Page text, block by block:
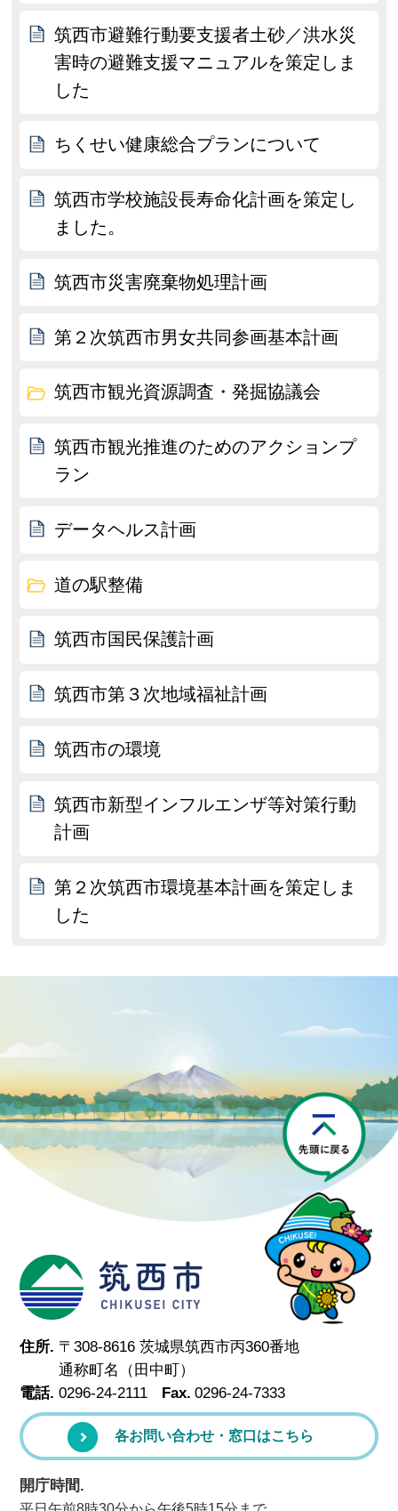
筑西市避難行動要支援者土砂／洪水災
害時の避難支援マニュアルを策定しま
した
ちくせい健康総合プランについて
筑西市学校施設長寿命化計画を策定し
ました。
筑西市災害廃棄物処理計画
第２次筑西市男女共同参画基本計画
筑西市観光資源調査・発掘協議会
筑西市観光推進のためのアクションプ
ラン
データヘルス計画
道の駅整備
筑西市国民保護計画
筑西市第３次地域福祉計画
筑西市の環境
筑西市新型インフルエンザ等対策行動
計画
第２次筑西市環境基本計画を策定しま
した
筑西市
住所. 〒308-8616 茨城県筑西市丙360番地
通称町名（田中町）
電話. 0296-24-2111 Fax. 0296-24-7333
各お問い合わせ・窓口はこちら
開庁時間.